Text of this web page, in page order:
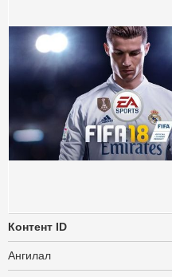
Контент ID
Ангилал